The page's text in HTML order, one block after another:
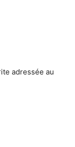
adressée au